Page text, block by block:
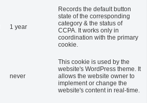
1 year
Records the default button
state of the corresponding
category & the status of
CCPA. It works only in
coordination with the primary
cookie.
never
This cookie is used by the
website's WordPress theme. It
allows the website owner to
implement or change the
website's content in real-time.